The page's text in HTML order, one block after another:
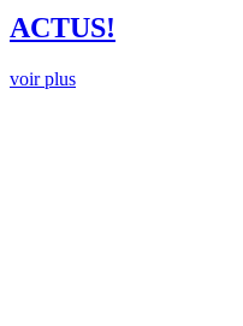
ACTUS!
voir plus